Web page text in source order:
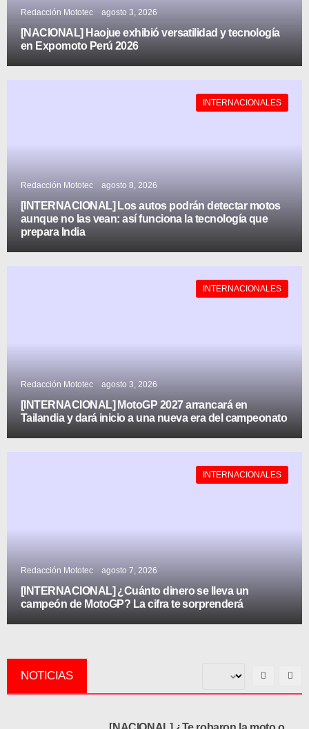
Redacción Mototec agosto 3, 2026
[NACIONAL] Haojue exhibió versatilidad y tecnología
en Expomoto Perú 2026
Redacción Mototec agosto 8, 2026
[INTERNACIONAL] Los autos podrán detectar motos
aunque no las vean: así funciona la tecnología que
prepara India
INTERNACIONALES
Redacción Mototec agosto 3, 2026
[INTERNACIONAL] MotoGP 2027 arrancará en
Tailandia y dará inicio a una nueva era del campeonato
INTERNACIONALES
Redacción Mototec agosto 7, 2026
[INTERNACIONAL] ¿Cuánto dinero se lleva un
campeón de MotoGP? La cifra te sorprenderá
INTERNACIONALES
NOTICIAS